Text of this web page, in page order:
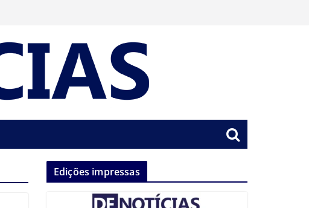
Edições impressas